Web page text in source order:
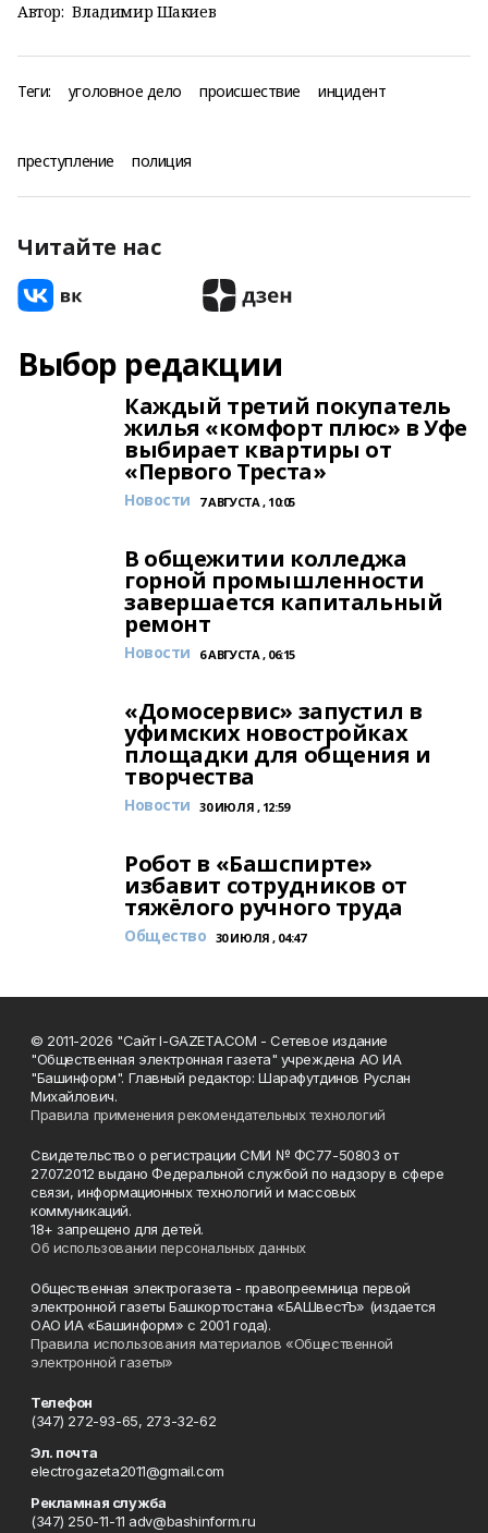
Автор: Владимир Шакиев
Теги: уголовное дело происшествие инцидент
преступление полиция
Читайте нас
Выбор редакции
Каждый третий покупатель
жилья «комфорт плюс» в Уфе
выбирает квартиры от
«Первого Треста»
Новости 7 АВГУСТА , 10:05
В общежитии колледжа
горной промышленности
завершается капитальный
ремонт
Новости 6 АВГУСТА , 06:15
«Домосервис» запустил в
уфимских новостройках
площадки для общения и
творчества
Новости 30 ИЮЛЯ , 12:59
Робот в «Башспирте»
избавит сотрудников от
тяжёлого ручного труда
Общество 30 ИЮЛЯ , 04:47
© 2011-2026 "Сайт I-GAZETA.COM - Сетевое издание
"Общественная электронная газета" учреждена АО ИА
"Башинформ". Главный редактор: Шарафутдинов Руслан
Михайлович.
Правила применения рекомендательных технологий
Свидетельство о регистрации СМИ № ФС77-50803 от
27.07.2012 выдано Федеральной службой по надзору в сфере
связи, информационных технологий и массовых
коммуникаций.
18+ запрещено для детей.
Об использовании персональных данных
Общественная электрогазета - правопреемница первой
электронной газеты Башкортостана «БАШвестЪ» (издается
ОАО ИА «Башинформ» с 2001 года).
Правила использования материалов «Общественной
электронной газеты»
Телефон
(347) 272-93-65, 273-32-62
Эл. почта
electrogazeta2011@gmail.com
Рекламная служба
(347) 250-11-11 adv@bashinform.ru